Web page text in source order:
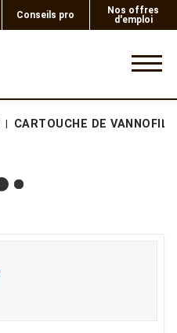
Conseils pro
Nos offres
d'emploi
CARTOUCHE DE